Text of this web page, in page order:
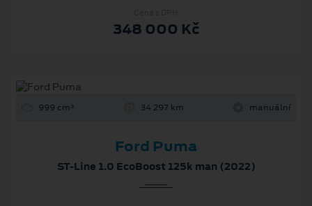
348 000 Kč
999 cm³ 34 297 km manuální
Ford Puma
ST-Line 1.0 EcoBoost 125k man (2022)